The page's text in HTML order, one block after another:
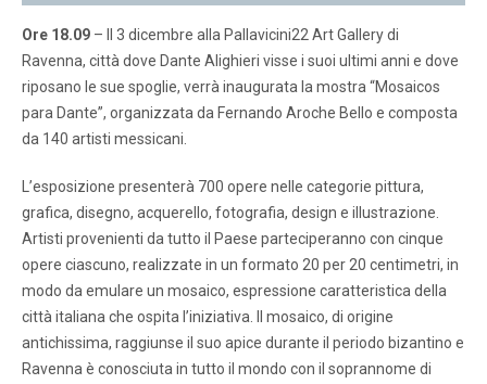
Ore 18.09 – Il 3 dicembre alla Pallavicini22 Art Gallery di
Ravenna, città dove Dante Alighieri visse i suoi ultimi anni e dove
riposano le sue spoglie, verrà inaugurata la mostra “Mosaicos
para Dante”, organizzata da Fernando Aroche Bello e composta
da 140 artisti messicani.
L’esposizione presenterà 700 opere nelle categorie pittura,
grafica, disegno, acquerello, fotografia, design e illustrazione.
Artisti provenienti da tutto il Paese parteciperanno con cinque
opere ciascuno, realizzate in un formato 20 per 20 centimetri, in
modo da emulare un mosaico, espressione caratteristica della
città italiana che ospita l’iniziativa. Il mosaico, di origine
antichissima, raggiunse il suo apice durante il periodo bizantino e
Ravenna è conosciuta in tutto il mondo con il soprannome di